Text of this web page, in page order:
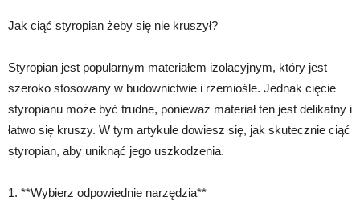
Jak ciąć styropian żeby się nie kruszył?
Styropian jest popularnym materiałem izolacyjnym, który jest
szeroko stosowany w budownictwie i rzemiośle. Jednak cięcie
styropianu może być trudne, ponieważ materiał ten jest delikatny i
łatwo się kruszy. W tym artykule dowiesz się, jak skutecznie ciąć
styropian, aby uniknąć jego uszkodzenia.
1. **Wybierz odpowiednie narzędzia**